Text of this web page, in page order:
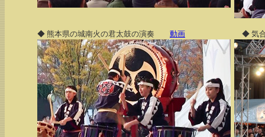
◆ 熊本県の城南火の君太鼓の演奏 動画 ◆ 気合